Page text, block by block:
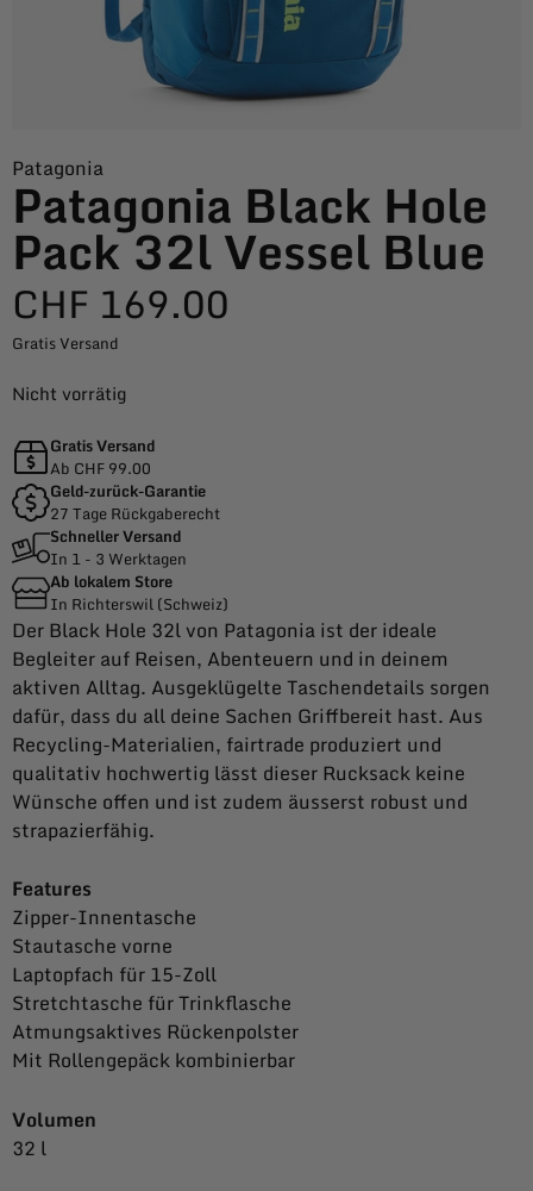
Patagonia
Patagonia Black Hole
Pack 32l Vessel Blue
CHF 169.00
Gratis Versand
Nicht vorrätig
Gratis Versand
Ab CHF 99.00
Geld-zurück-Garantie
27 Tage Rückgaberecht
Schneller Versand
In 1 - 3 Werktagen
Ab lokalem Store
In Richterswil (Schweiz)
Der Black Hole 32l von Patagonia ist der ideale
Begleiter auf Reisen, Abenteuern und in deinem
aktiven Alltag. Ausgeklügelte Taschendetails sorgen
dafür, dass du all deine Sachen Griffbereit hast. Aus
Recycling-Materialien, fairtrade produziert und
qualitativ hochwertig lässt dieser Rucksack keine
Wünsche offen und ist zudem äusserst robust und
strapazierfähig.
Features
Zipper-Innentasche
Stautasche vorne
Laptopfach für 15-Zoll
Stretchtasche für Trinkflasche
Atmungsaktives Rückenpolster
Mit Rollengepäck kombinierbar
Volumen
32 l